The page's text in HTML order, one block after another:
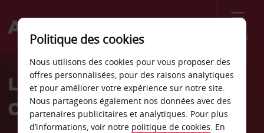
Menu
Welcome
AvisLocation de voiture
Caroline du Nord
Politique des cookies
Nous utilisons des cookies pour vous proposer des
offres personnalisées, pour des raisons analytiques
et pour améliorer votre expérience sur notre site.
Nous partageons également nos données avec des
partenaires publicitaires et analytiques. Pour plus
d’informations, voir notre politique de cookies. En